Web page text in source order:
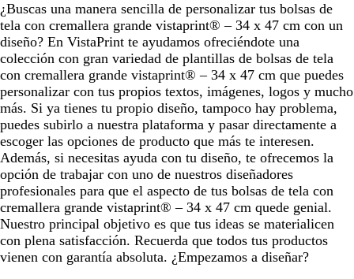
¿Buscas una manera sencilla de personalizar tus bolsas de
tela con cremallera grande vistaprint® – 34 x 47 cm con un
diseño? En VistaPrint te ayudamos ofreciéndote una
colección con gran variedad de plantillas de bolsas de tela
con cremallera grande vistaprint® – 34 x 47 cm que puedes
personalizar con tus propios textos, imágenes, logos y mucho
más. Si ya tienes tu propio diseño, tampoco hay problema,
puedes subirlo a nuestra plataforma y pasar directamente a
escoger las opciones de producto que más te interesen.
Además, si necesitas ayuda con tu diseño, te ofrecemos la
opción de trabajar con uno de nuestros diseñadores
profesionales para que el aspecto de tus bolsas de tela con
cremallera grande vistaprint® – 34 x 47 cm quede genial.
Nuestro principal objetivo es que tus ideas se materialicen
con plena satisfacción. Recuerda que todos tus productos
vienen con garantía absoluta. ¿Empezamos a diseñar?